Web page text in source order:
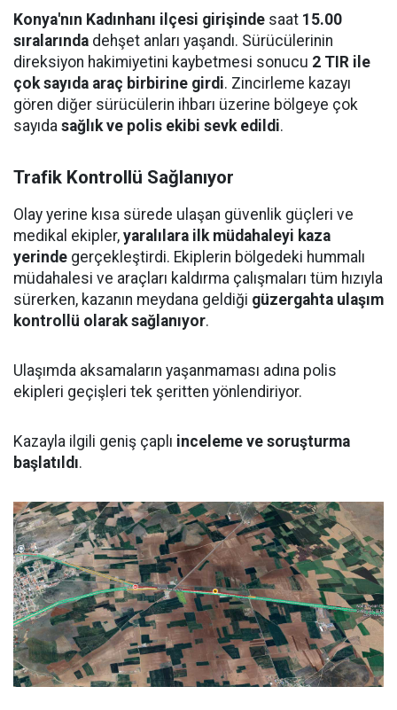
Konya'nın Kadınhanı ilçesi girişinde saat 15.00
sıralarında dehşet anları yaşandı. Sürücülerinin
direksiyon hakimiyetini kaybetmesi sonucu 2 TIR ile
çok sayıda araç birbirine girdi. Zincirleme kazayı
gören diğer sürücülerin ihbarı üzerine bölgeye çok
sayıda sağlık ve polis ekibi sevk edildi.
Trafik Kontrollü Sağlanıyor
Olay yerine kısa sürede ulaşan güvenlik güçleri ve
medikal ekipler, yaralılara ilk müdahaleyi kaza
yerinde gerçekleştirdi. Ekiplerin bölgedeki hummalı
müdahalesi ve araçları kaldırma çalışmaları tüm hızıyla
sürerken, kazanın meydana geldiği güzergahta ulaşım
kontrollü olarak sağlanıyor.
Ulaşımda aksamaların yaşanmaması adına polis
ekipleri geçişleri tek şeritten yönlendiriyor.
Kazayla ilgili geniş çaplı inceleme ve soruşturma
başlatıldı.